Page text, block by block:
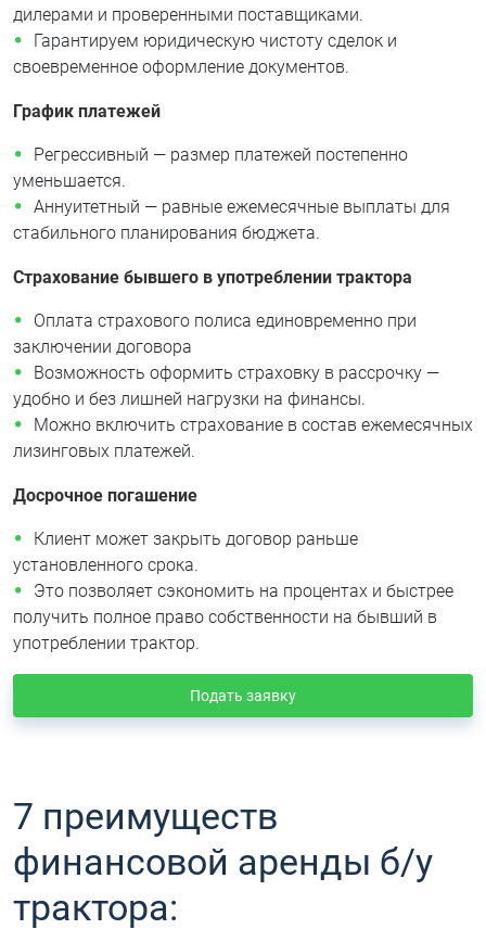
дилерами и проверенными поставщиками.
Гарантируем юридическую чистоту сделок и
своевременное оформление документов.
График платежей
Регрессивный — размер платежей постепенно
уменьшается.
Аннуитетный — равные ежемесячные выплаты для
стабильного планирования бюджета.
Страхование бывшего в употреблении трактора
Оплата страхового полиса единовременно при
заключении договора
Возможность оформить страховку в рассрочку —
удобно и без лишней нагрузки на финансы.
Можно включить страхование в состав ежемесячных
лизинговых платежей.
Досрочное погашение
Клиент может закрыть договор раньше
установленного срока.
Это позволяет сэкономить на процентах и быстрее
получить полное право собственности на бывший в
употреблении трактор.
Подать заявку
7 преимуществ
финансовой аренды б/у
трактора: